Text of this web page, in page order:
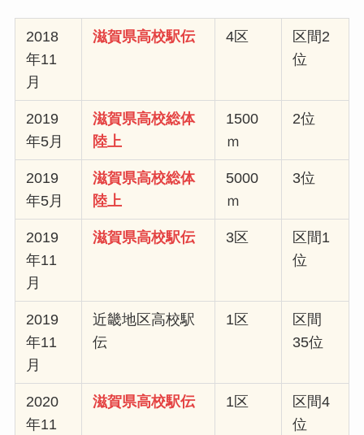
2018
年11
月
滋賀県高校駅伝 4区
区間2
位
2019
年5月
滋賀県高校総体
陸上
1500
ｍ
2位
2019
年5月
滋賀県高校総体
陸上
5000
ｍ
3位
2019
年11
月
滋賀県高校駅伝 3区
区間1
位
2019
年11
月
近畿地区高校駅
伝
1区
区間
35位
2020
年11
滋賀県高校駅伝 1区
区間4
位